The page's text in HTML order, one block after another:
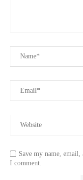
Save my name,
I comment.